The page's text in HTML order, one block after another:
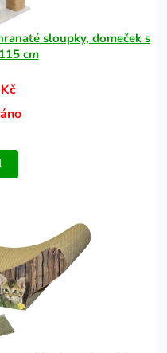
sloupky, domeček s
cm